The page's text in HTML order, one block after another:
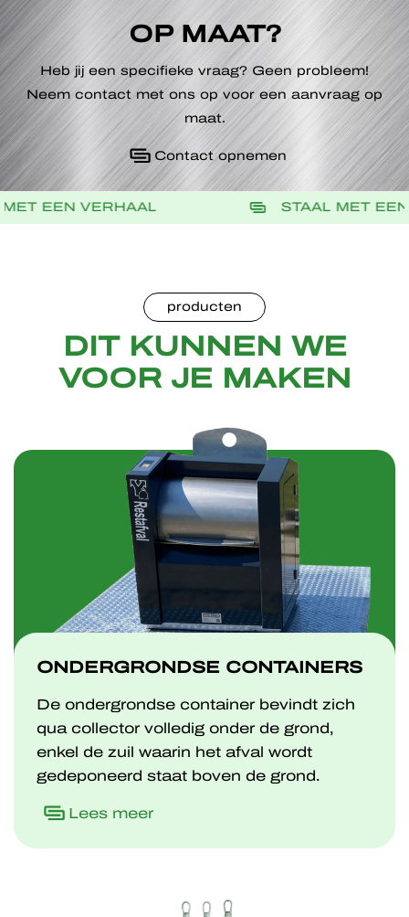
OP MAAT?
Heb jij een specifieke vraag? Geen probleem!
Neem contact met ons op voor een aanvraag op
maat.
Contact opnemen
STAAL MET EEN VERHAAL
producten
DIT KUNNEN WE
VOOR JE MAKEN
ONDERGRONDSE CONTAINERS
De ondergrondse container bevindt zich
qua collector volledig onder de grond,
enkel de zuil waarin het afval wordt
gedeponeerd staat boven de grond.
Lees meer